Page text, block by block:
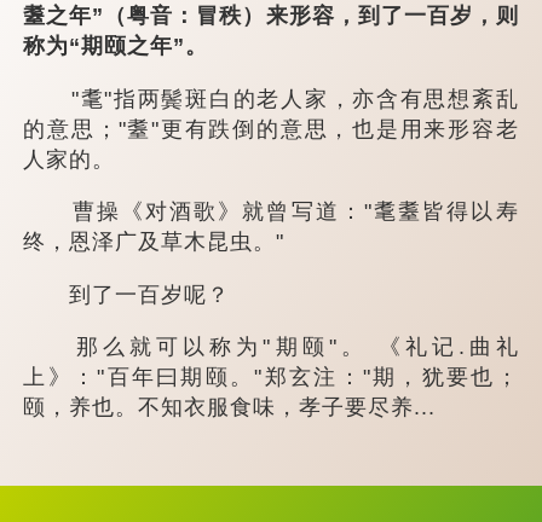
耋之年”（粤音：冒秩）来形容，到了一百岁，则
称为“期颐之年”。
"耄"指两鬓斑白的老人家，亦含有思想紊乱
的意思；"耋"更有跌倒的意思，也是用来形容老
人家的。
曹操《对酒歌》就曾写道："耄耋皆得以寿
终，恩泽广及草木昆虫。"
到了一百岁呢？
那么就可以称为"期颐"。 《礼记.曲礼
上》："百年曰期颐。"郑玄注："期，犹要也；
颐，养也。不知衣服食味，孝子要尽养...